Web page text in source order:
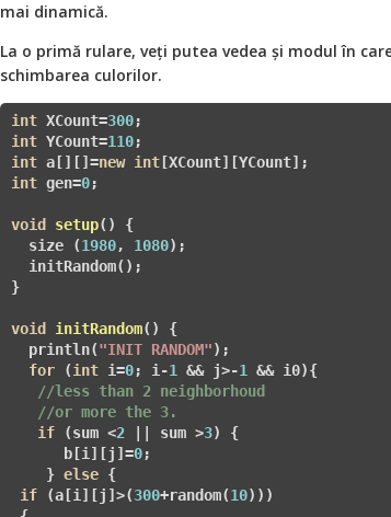
mai dinamică.
La o primă rulare, veți putea vedea și modul în
schimbarea culorilor.
int XCount=300
int YCount=110
int a[][]=new int
int gen=0;
void setup()
{
  size (
1980, 1080);
  initRandom();
}
void initRandom()
{
  println(
"INIT RANDOM");
for (int i=0; i-1 && j>-1 && i0){
//less than 2 neighborhoud
//or more the 3.
if (sum <2 || sum >3) {
      b[i][j]=
0;
    }
else {
if (a[i][j]>(300+random(10)))